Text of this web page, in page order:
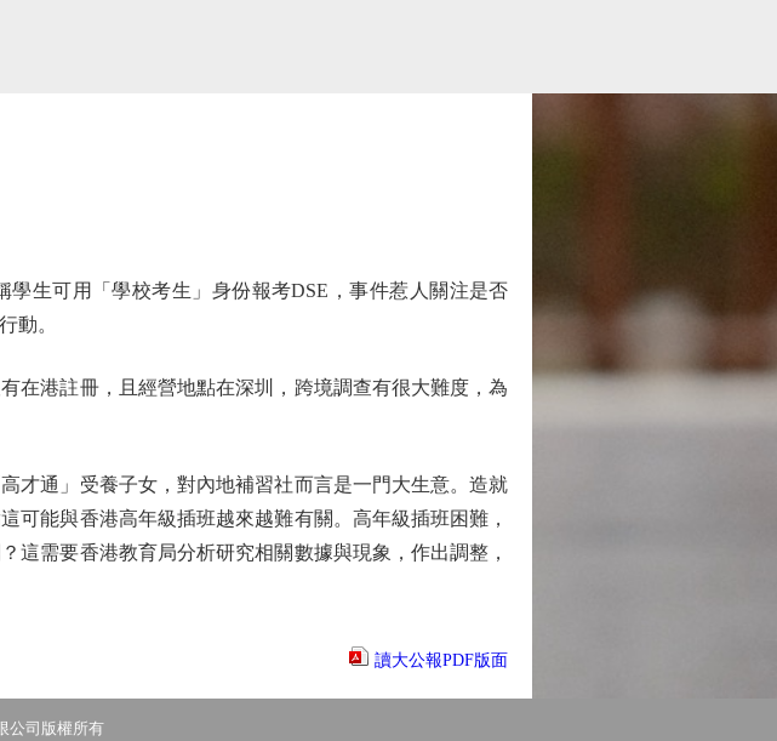
可用「學校考生」身份報考DSE，事件惹人關注是否
動。
港註冊，且經營地點在深圳，跨境調查有很大難度，為
通」受養子女，對內地補習社而言是一門大生意。造就
可能與香港高年級插班越來越難有關。高年級插班困難，
這需要香港教育局分析研究相關數據與現象，作出調整，
讀大公報PDF版面
公司版權所有